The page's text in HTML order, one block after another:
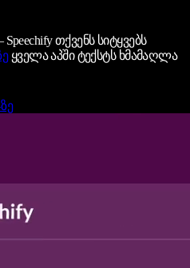
თქვენს სიტყვებს
ყველა აპში ტექსტს ხმამაღლა